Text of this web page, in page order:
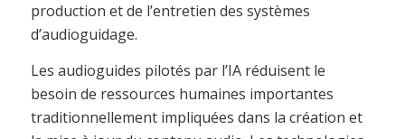
production et de l’entretien des systèmes
d’audioguidage.
Les audioguides pilotés par l’IA réduisent le
besoin de ressources humaines importantes
traditionnellement impliquées dans la création et